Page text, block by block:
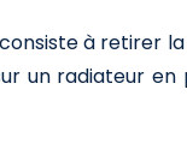
à retirer
un radiateur en